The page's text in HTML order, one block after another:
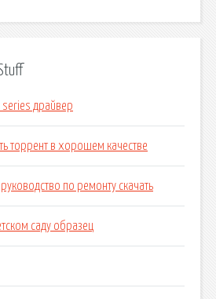
драйвер
торрент в хорошем качестве
по ремонту скачать
саду образец